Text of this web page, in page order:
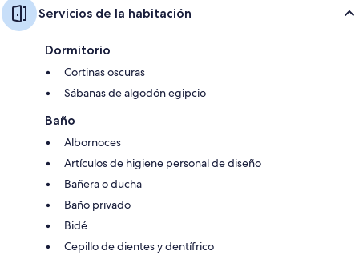
Servicios de la habitación
Dormitorio
Cortinas oscuras
Sábanas de algodón egipcio
Baño
Albornoces
Artículos de higiene personal de diseño
Bañera o ducha
Baño privado
Bidé
Cepillo de dientes y dentífrico